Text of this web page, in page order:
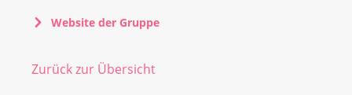
Website der Gruppe
Zurück zur Übersicht